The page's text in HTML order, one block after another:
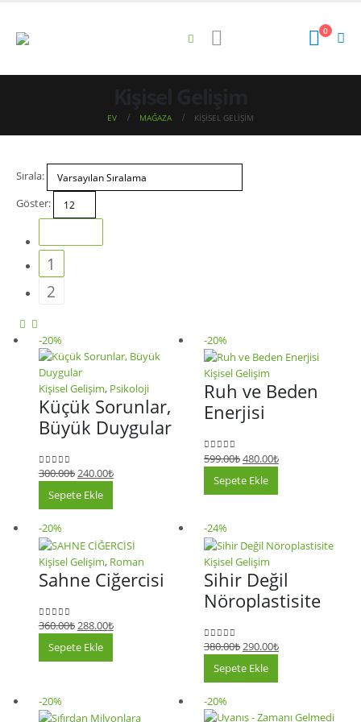
0
EV MAĞAZA KIŞISEL GELIŞIM
Sırala:
Göster:
1
2
-20%
Kişisel Gelişim, Psikoloji
Küçük Sorunlar,
Büyük Duygular
05 üzerinden
300.00₺240.00₺
Sepete Ekle
-20%
Kişisel Gelişim
Ruh ve Beden
Enerjisi
05 üzerinden
599.00₺480.00₺
Sepete Ekle
-20%
Kişisel Gelişim, Roman
Sahne Ciğercisi
05 üzerinden
360.00₺288.00₺
Sepete Ekle
-24%
Kişisel Gelişim
Sihir Değil
Nöroplastisite
05 üzerinden
380.00₺290.00₺
Sepete Ekle
-20% -20%